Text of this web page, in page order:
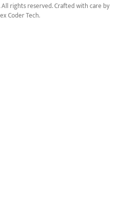
All rights reserved. Crafted with care by
Coder Tech.